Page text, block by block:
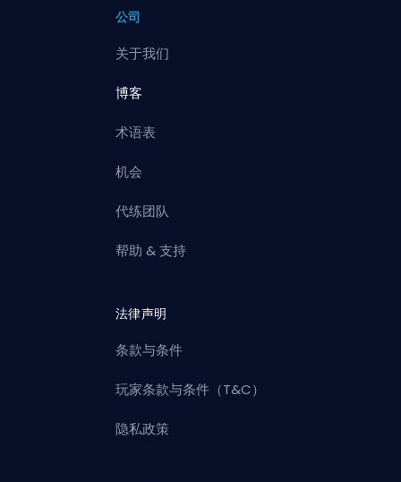
公司
关于我们
博客
术语表
机会
代练团队
帮助 & 支持
法律声明
条款与条件
玩家条款与条件（T&C）
隐私政策